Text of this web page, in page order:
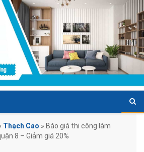
Thạch Cao » Báo giá thi công làm
8 – Giảm giá 20%